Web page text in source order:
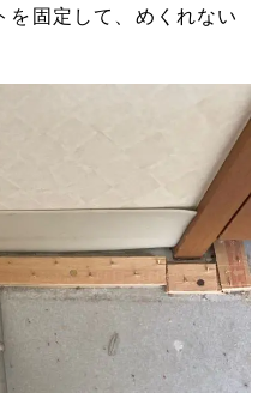
を固定して、めくれない